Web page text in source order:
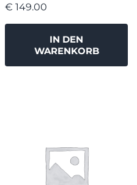
€ 149.00
IN DEN
WARENKORB